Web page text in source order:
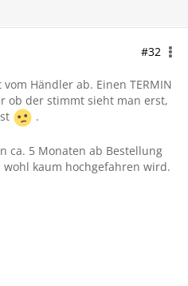
#32
Händler ab. Einen TERMIN
ob der stimmt sieht man erst,
.
ca. 5 Monaten ab Bestellung
kaum hochgefahren wird.